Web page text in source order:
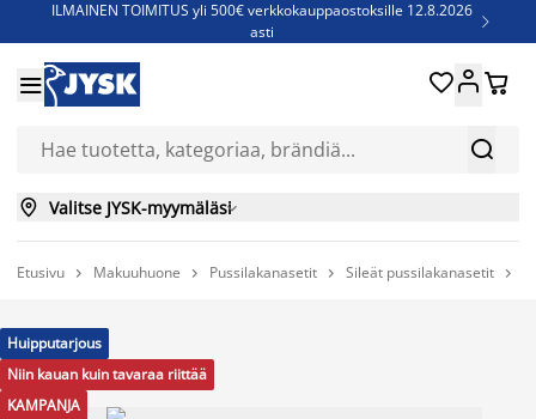
ILMAINEN TOIMITUS yli 500€ verkkokauppaostoksille 12.8.2026
asti

Jenkkisänkyjä - Säästä jopa 60%


 
 Valitse JYSK-myymäläsi
Etusivu  Makuuhuone  Pussilakanasetit  Sileät pussilakanasetit 
Huipputarjous
Niin kauan kuin tavaraa riittää
KAMPANJA